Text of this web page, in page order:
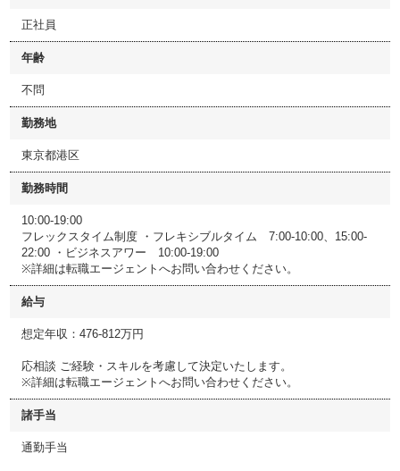
正社員
年齢
不問
勤務地
東京都港区
勤務時間
10:00-19:00
フレックスタイム制度 ・フレキシブルタイム 7:00-10:00、15:00-
22:00 ・ビジネスアワー 10:00-19:00
※詳細は転職エージェントへお問い合わせください。
給与
想定年収：476-812万円
応相談 ご経験・スキルを考慮して決定いたします。
※詳細は転職エージェントへお問い合わせください。
諸手当
通勤手当